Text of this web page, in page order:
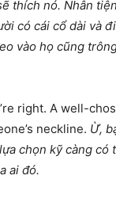
thích nó. Nhân
có cái cổ dài và
vào họ cũng
right. A well-
neckline. Ừ,
chọn kỹ càng có
ai đó.